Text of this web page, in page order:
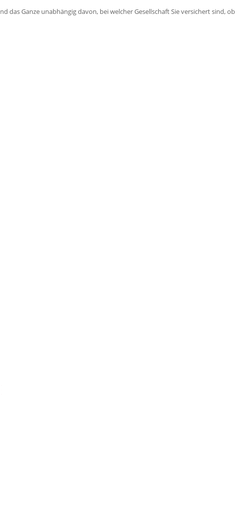
Ganze unabhängig davon, bei welcher Gesellschaft Sie versichert sind, ob